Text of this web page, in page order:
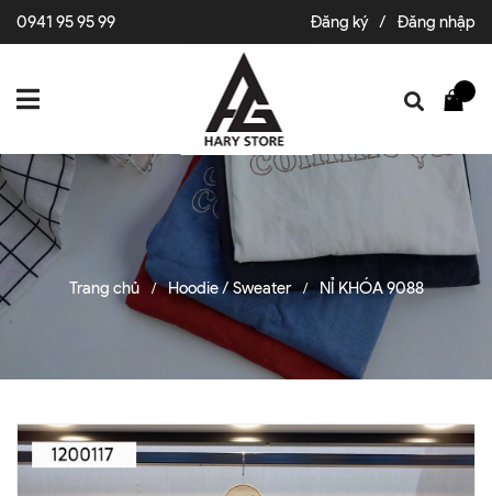
0941 95 95 99 Đăng ký / Đăng nhập
Trang chủ / Hoodie / Sweater / NỈ KHÓA 9088